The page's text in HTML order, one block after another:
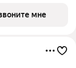
приготовление
мне